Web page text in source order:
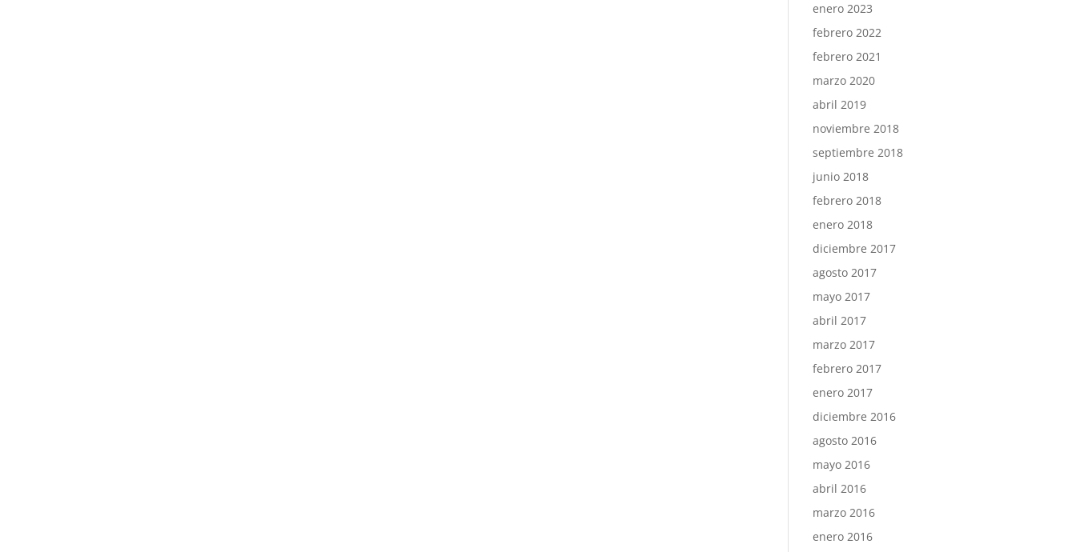
enero 2023
febrero 2022
febrero 2021
marzo 2020
abril 2019
noviembre 2018
septiembre 2018
junio 2018
febrero 2018
enero 2018
diciembre 2017
agosto 2017
mayo 2017
abril 2017
marzo 2017
febrero 2017
enero 2017
diciembre 2016
agosto 2016
mayo 2016
abril 2016
marzo 2016
enero 2016